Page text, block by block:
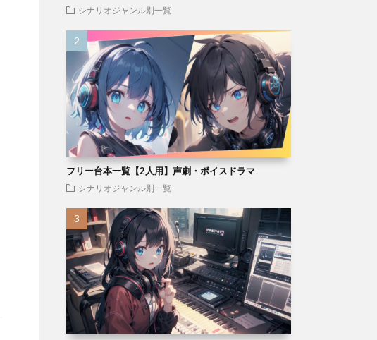
シナリオジャンル別一覧
フリー台本一覧【2人用】声劇・ボイスドラマ
シナリオジャンル別一覧